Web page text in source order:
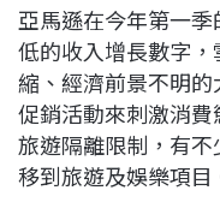
亞馬遜在今年第一
低的收入增長數字
縮、經濟前景不明
促銷活動來刺激消
旅遊隔離限制，有
移到旅遊及娛樂項目